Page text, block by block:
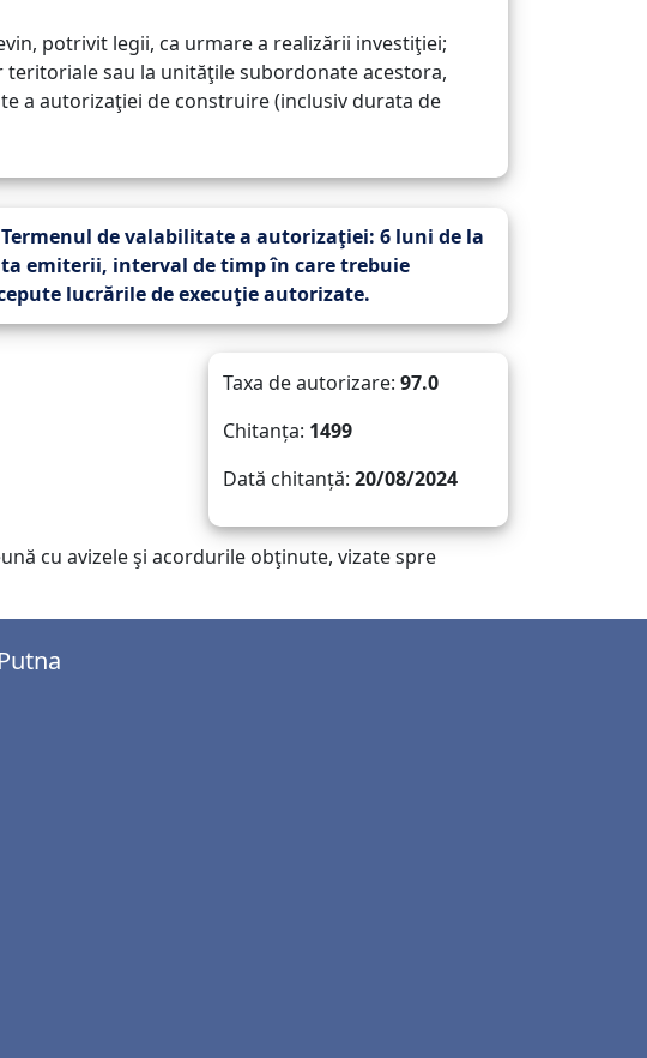
potrivit legii, ca urmare a realizării investiţiei;
sau la unităţile subordonate acestora,
a autorizaţiei de construire (inclusiv durata de
Termenul de valabilitate a autorizaţiei: 6 luni de la
emiterii, interval de timp în care trebuie
lucrările de execuţie autorizate.
Taxa de autorizare: 97.0
Chitanța: 1499
Dată chitanță: 20/08/2024
cu avizele şi acordurile obţinute, vizate spre